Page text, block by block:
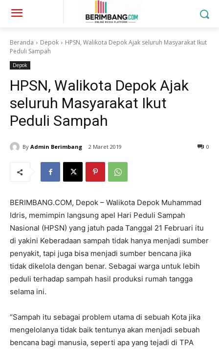
Beranda Depok
HPSN, Walikota Depok Ajak seluruh Masyarakat Ikut
Peduli Sampah
Depok
HPSN, Walikota Depok Ajak
seluruh Masyarakat Ikut
Peduli Sampah
By Admin Berimbang 2 Maret 2019 0
BERIMBANG.COM, Depok – Walikota Depok Muhammad
Idris, memimpin langsung apel Hari Peduli Sampah
Nasional (HPSN) yang jatuh pada Tanggal 21 Februari itu
di yakini Keberadaan sampah tidak hanya menjadi sumber
penyakit, tapi juga bisa menjadi sumber bencana jika
tidak dikelola dengan benar. Sebagai warga untuk lebih
peduli terhadap sampah hasil produksi rumah tangga
selama ini.
“Sampah itu sebagai problem utama di sebuah Kota jika
mengelolanya tidak baik tentunya akan menjadi sebuah
bencana bagi manusia, seperti apa yang tejadi di TPA